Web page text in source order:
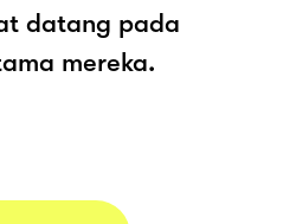
datang pada
mereka.